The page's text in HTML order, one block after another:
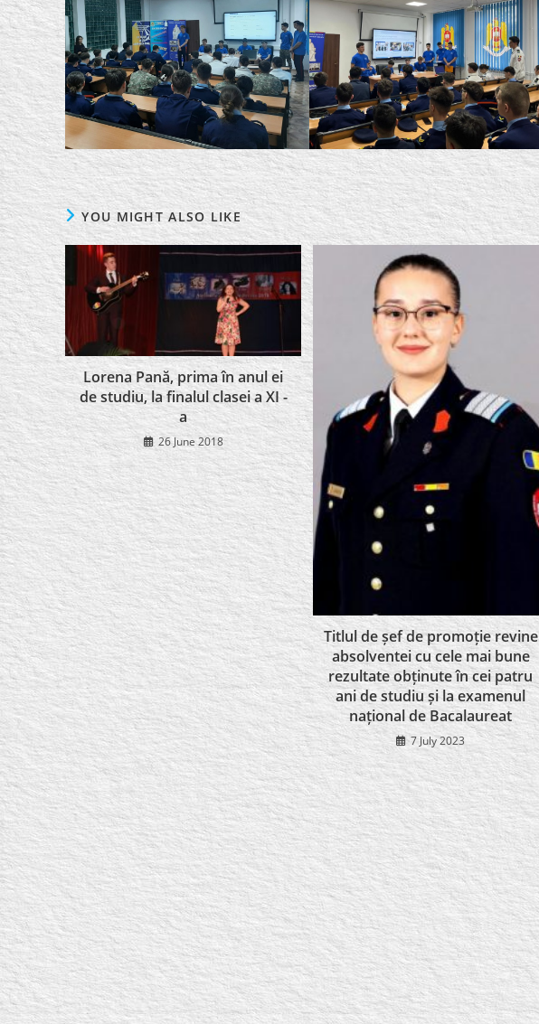
YOU MIGHT ALSO LIKE
Lorena Pană, prima în anul ei
de studiu, la finalul clasei a XI -
a
26 June 2018
Titlul de șef de promoție revine
absolventei cu cele mai bune
rezultate obținute în cei patru
ani de studiu și la examenul
național de Bacalaureat
7 July 2023